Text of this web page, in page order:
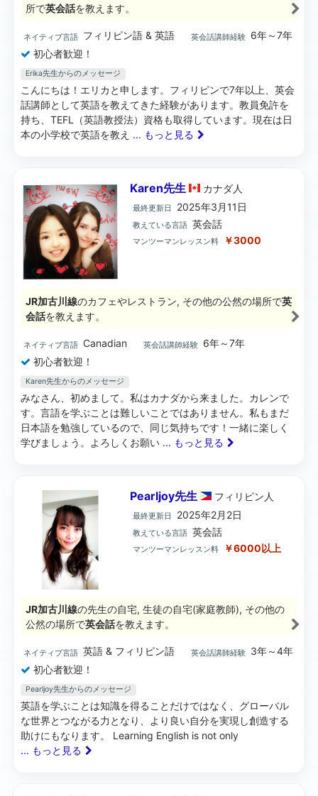
所で英会話を教えます。
ネイティブ言語 フィリピン語 & 英語 英会話講師経験
6年～7年
初心者歓迎！
Erika先生からのメッセージ
こんにちは！エリカと申します。フィリピンで7年以上、英会
話講師として英語を教えてきた経験があります。教員免許を
持ち、TEFL（英語教授法）資格も取得しています。現在は日
本の小学校で英語を教え ... もっと見る
Karen先生 カナダ人
最終更新日 2025年3月11日
教えている言語 英会話
マンツーマンレッスン料 ￥3000
JR加古川線のカフェやレストラン, その他の公然の場所で英
会話を教えます。
ネイティブ言語 Canadian 英会話講師経験
6年～7年
初心者歓迎！
Karen先生からのメッセージ
みなさん、初めまして。私はカナダから来ました。カレンで
す。言語を学ぶことは難しいことではありません。私もまだ
日本語を勉強しているので、同じ気持ちです！一緒に楽しく
学びましょう。よろしくお願い ... もっと見る
Pearljoy先生 フィリピン 人
最終更新日 2025年2月2日
教えている言語 英会話
マンツーマンレッスン料 ￥6000以上
JR加古川線の先生の自宅, 生徒の自宅(家庭教師), その他の
公然の場所で英会話を教えます。
ネイティブ言語 英語 & フィリピン語 英会話講師経験
3年～4年
初心者歓迎！
Pearljoy先生からのメッセージ
英語を学ぶことは知識を得ることだけではなく、グローバル
な世界とつながる力となり、より良い自分を実現し創造する
助けにもなります。 Learning English is not only
... もっと見る